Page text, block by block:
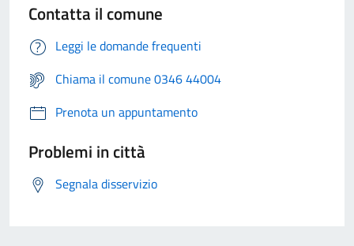
Contatta il comune
Leggi le domande frequenti
Chiama il comune 0346 44004
Prenota un appuntamento
Problemi in città
Segnala disservizio